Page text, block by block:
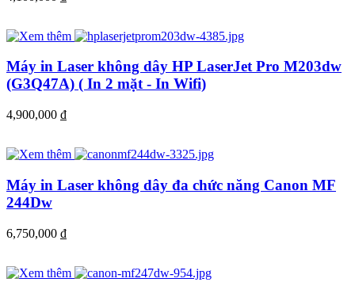
Máy in Laser không dây HP LaserJet Pro M203dw
(G3Q47A) ( In 2 mặt - In Wifi)
4,900,000 đ
Máy in Laser không dây đa chức năng Canon MF
244Dw
6,750,000 đ